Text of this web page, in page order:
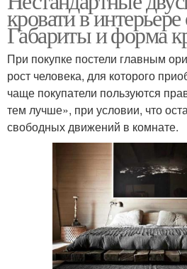
кровати в
Габариты и форма
При покупке постели главным
рост человека, для которого
чаще покупатели пользуются
тем лучше», при условии, что
свободных движений в комнате.